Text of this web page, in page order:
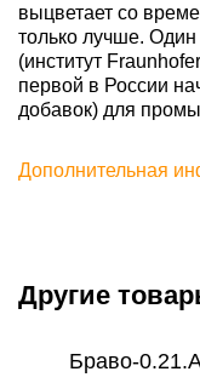
выцветает со
только лучше.
(институт
первой в России
добавок) для
Дополнительная
Другие
Браво-